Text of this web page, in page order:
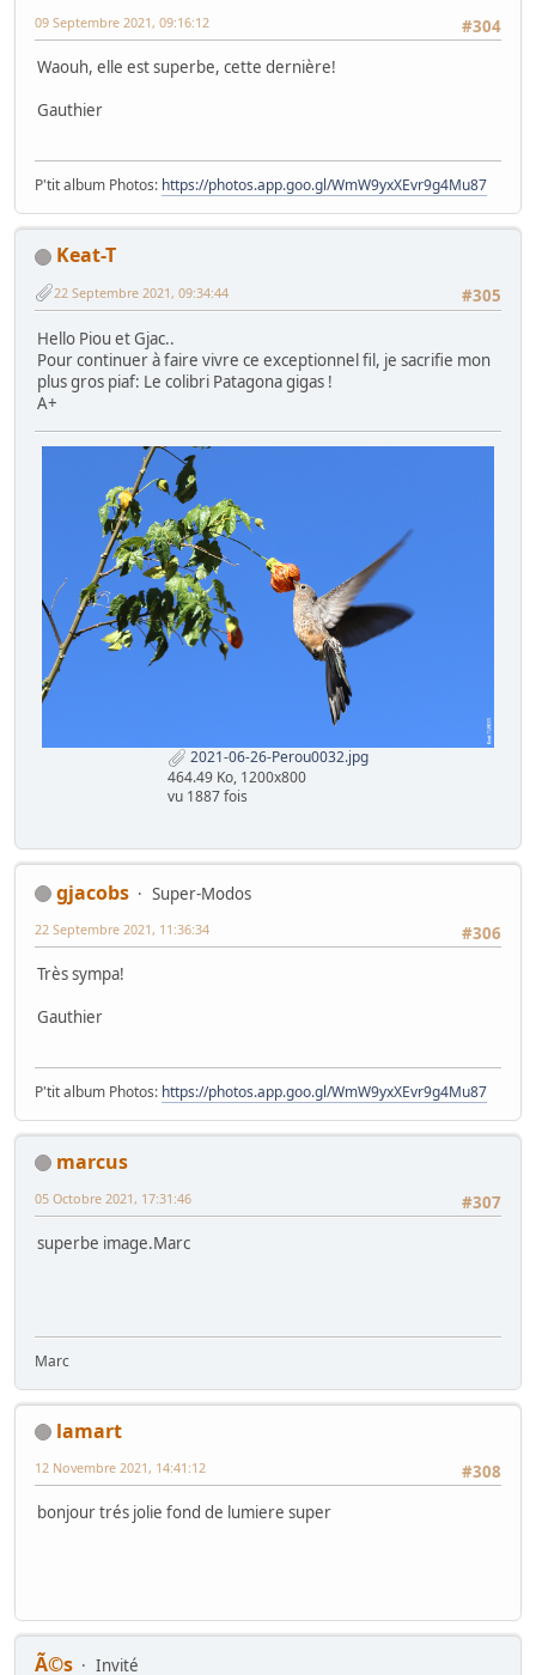
#304
09 Septembre 2021, 09:16:12
Waouh, elle est superbe, cette dernière!
Gauthier
P'tit album Photos: https://photos.app.goo.gl/WmW9yxXEvr9g4Mu87
Keat-T
#305
22 Septembre 2021, 09:34:44
Hello Piou et Gjac..
Pour continuer à faire vivre ce exceptionnel fil, je sacrifie mon
plus gros piaf: Le colibri Patagona gigas !
A+
2021-06-26-Perou0032.jpg
464.49 Ko, 1200x800
vu 1887 fois
gjacobs
Super-Modos
#306
22 Septembre 2021, 11:36:34
Très sympa!
Gauthier
P'tit album Photos: https://photos.app.goo.gl/WmW9yxXEvr9g4Mu87
marcus
#307
05 Octobre 2021, 17:31:46
superbe image.Marc
Marc
lamart
#308
12 Novembre 2021, 14:41:12
bonjour trés jolie fond de lumiere super
Ã©s Invité